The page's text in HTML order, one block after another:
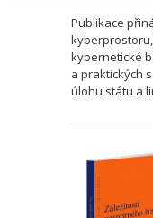
Publikace
kybernetické
a praktických
úlohu státu a